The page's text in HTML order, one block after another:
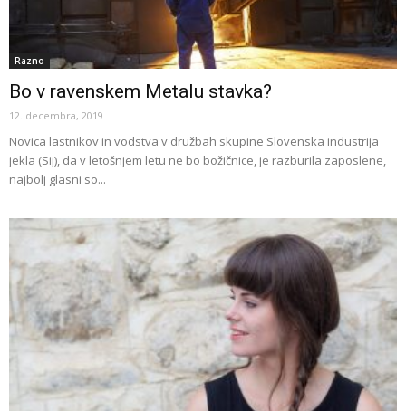
Razno
Bo v ravenskem Metalu stavka?
12. decembra, 2019
Novica lastnikov in vodstva v družbah skupine Slovenska industrija
jekla (Sij), da v letošnjem letu ne bo božičnice, je razburila zaposlene,
najbolj glasni so...